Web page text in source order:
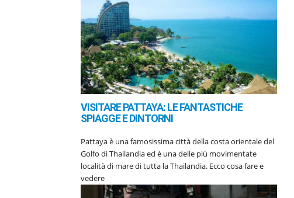
VISITARE PATTAYA: LE FANTASTICHE
SPIAGGE E DINTORNI
Pattaya è una famosissima città della costa orientale del
Golfo di Thailandia ed è una delle più movimentate
località di mare di tutta la Thailandia. Ecco cosa fare e
vedere